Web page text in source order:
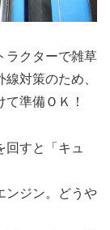
ラクターで雑草
対策のため、
準備ＯＫ！
回すと「キュ
ンジン。どうや